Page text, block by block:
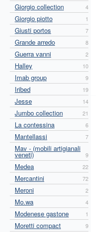
Giorgio collection 4
Giorgio piotto 1
Giusti portos 7
Grande arredo 8
Guerra vanni 2
Halley 10
Imab group 9
Iribed 19
Jesse 14
Jumbo collection 21
La contessina 6
Mantellassi 7
Mav - (mobili artigianali
veneti) 9
Medea 22
Mercantini 72
Meroni 2
Mo.wa 4
Modenese gastone 1
Moretti compact 9